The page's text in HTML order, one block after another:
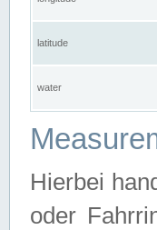
latitude
water
Hierbei
oder